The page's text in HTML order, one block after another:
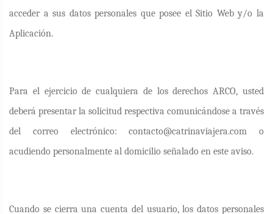
acceder a sus datos personales que posee el Sitio Web y/o la
Aplicación.
Para el ejercicio de cualquiera de los derechos ARCO, usted
deberá presentar la solicitud respectiva comunicándose a través
del correo electrónico: contacto@catrinaviajera.com o
acudiendo personalmente al domicilio señalado en este aviso.
Cuando se cierra una cuenta del usuario, los datos personales